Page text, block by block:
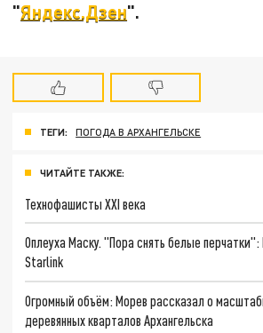
"Яндекс.Дзен".
ТЕГИ: ПОГОДА В АРХАНГЕЛЬСКЕ
ЧИТАЙТЕ ТАКЖЕ:
Технофашисты XXI века
Оплеуха Маску. "Пора снять белые перчатки":
Starlink
Огромный объём: Морев рассказал о
деревянных кварталов Архангельска